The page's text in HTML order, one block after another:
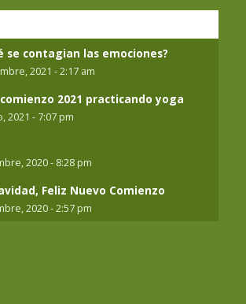
se contagian las emociones?
2021 - 2:17 am
2021 practicando yoga
2021 - 7:07 pm
2020 - 8:28 pm
Feliz Nuevo Comienzo
2020 - 2:57 pm